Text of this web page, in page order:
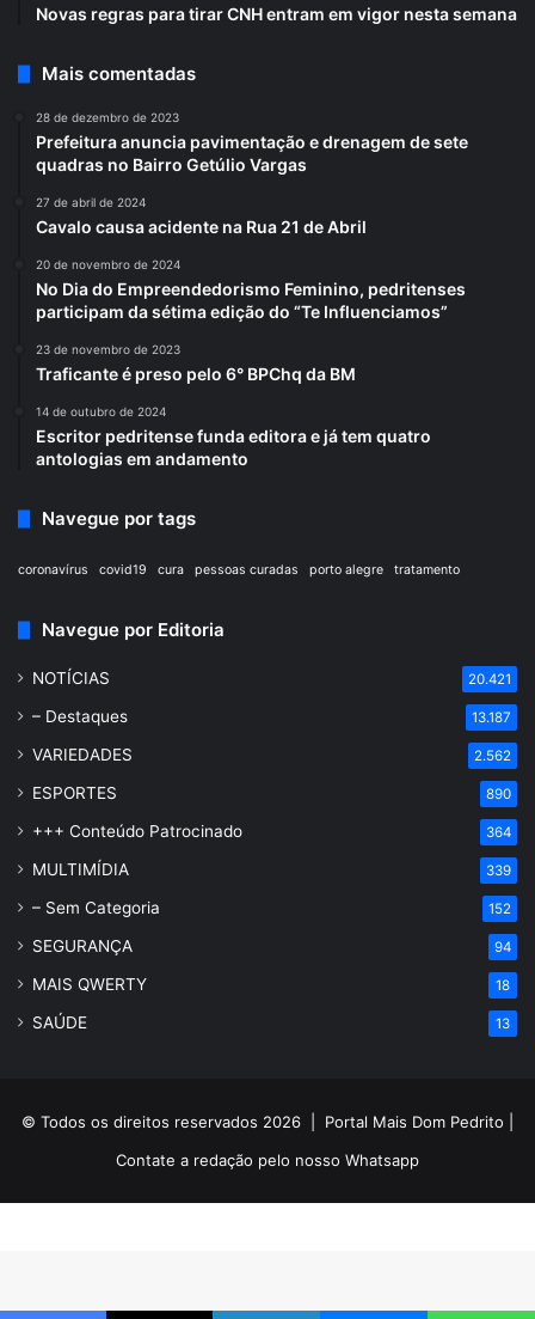
Novas regras para tirar CNH entram em vigor nesta semana
Mais comentadas
28 de dezembro de 2023
Prefeitura anuncia pavimentação e drenagem de sete
quadras no Bairro Getúlio Vargas
27 de abril de 2024
Cavalo causa acidente na Rua 21 de Abril
20 de novembro de 2024
No Dia do Empreendedorismo Feminino, pedritenses
participam da sétima edição do “Te Influenciamos”
23 de novembro de 2023
Traficante é preso pelo 6° BPChq da BM
14 de outubro de 2024
Escritor pedritense funda editora e já tem quatro
antologias em andamento
Navegue por tags
coronavírus covid19 cura pessoas curadas porto alegre tratamento
Navegue por Editoria
NOTÍCIAS 20.421
– Destaques 13.187
VARIEDADES 2.562
ESPORTES 890
+++ Conteúdo Patrocinado 364
MULTIMÍDIA 339
– Sem Categoria 152
SEGURANÇA 94
MAIS QWERTY 18
SAÚDE 13
© Todos os direitos reservados 2026 | Portal Mais Dom Pedrito
Contate a redação pelo nosso Whatsapp